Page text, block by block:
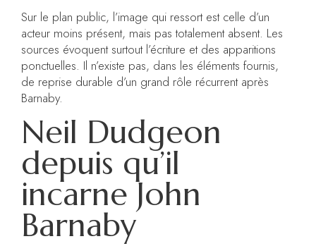
Sur le plan public, l’image qui ressort est celle d’un
acteur moins présent, mais pas totalement absent. Les
sources évoquent surtout l’écriture et des apparitions
ponctuelles. Il n’existe pas, dans les éléments fournis,
de reprise durable d’un grand rôle récurrent après
Barnaby.
Neil Dudgeon
depuis qu’il
incarne John
Barnaby